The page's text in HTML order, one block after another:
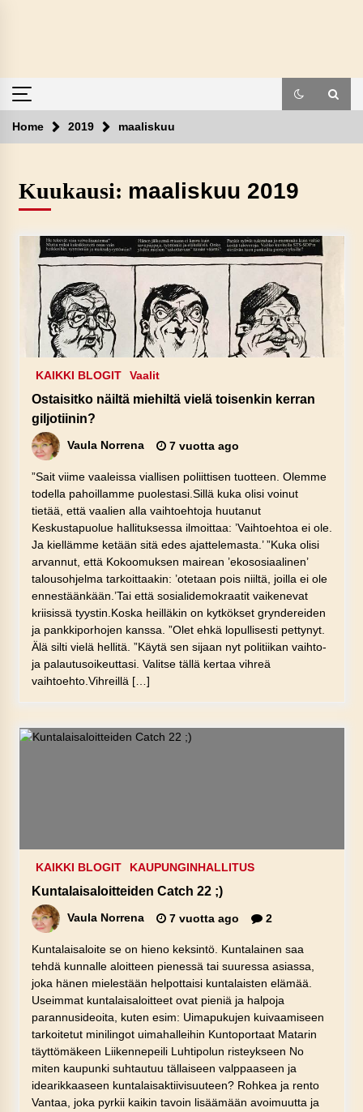
Home 2019 maaliskuu
Kuukausi: maaliskuu 2019
KAIKKI BLOGIT Vaalit
Ostaisitko näiltä miehiltä vielä toisenkin kerran
giljotiinin?
Vaula Norrena 7 vuotta ago
”Sait viime vaaleissa viallisen poliittisen tuotteen. Olemme
todella pahoillamme puolestasi.Sillä kuka olisi voinut
tietää, että vaalien alla vaihtoehtoja huutanut
Keskustapuolue hallituksessa ilmoittaa: ’Vaihtoehtoa ei ole.
Ja kiellämme ketään sitä edes ajattelemasta.’ ”Kuka olisi
arvannut, että Kokoomuksen mairean ’ekososiaalinen’
talousohjelma tarkoittaakin: ’otetaan pois niiltä, joilla ei ole
ennestäänkään.’Tai että sosialidemokraatit vaikenevat
kriisissä tyystin.Koska heilläkin on kytkökset gryndereiden
ja pankkiporhojen kanssa. ”Olet ehkä lopullisesti pettynyt.
Älä silti vielä hellitä. ”Käytä sen sijaan nyt politiikan vaihto-
ja palautusoikeuttasi. Valitse tällä kertaa vihreä
vaihtoehto.Vihreillä […]
KAIKKI BLOGIT KAUPUNGINHALLITUS
Kuntalaisaloitteiden Catch 22 ;)
Vaula Norrena 7 vuotta ago 2
Kuntalaisaloite se on hieno keksintö. Kuntalainen saa
tehdä kunnalle aloitteen pienessä tai suuressa asiassa,
joka hänen mielestään helpottaisi kuntalaisten elämää.
Useimmat kuntalaisaloitteet ovat pieniä ja halpoja
parannusideoita, kuten esim: Uimapukujen kuivaamiseen
tarkoitetut minilingot uimahalleihin Kuntoportaat Matarin
täyttömäkeen Liikennepeili Luhtipolun risteykseen No
miten kaupunki suhtautuu tällaiseen valppaaseen ja
idearikkaaseen kuntalaisaktiivisuuteen? Rohkea ja rento
Vantaa, joka pyrkii kaikin tavoin lisäämään avoimuutta ja